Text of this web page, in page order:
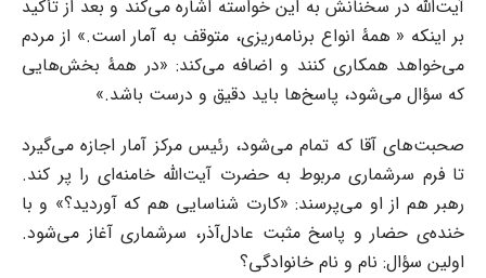
آیت‌الله در سخنانش به این خواسته اشاره می‌کند و بعد از تأکید
بر اینکه « همۀ انواع برنامه‌ریزی، متوقف به آمار است.»‌ از مردم
می‌خواهد همکاری کنند و اضافه می‌کند: «در همۀ بخش‌هایی
که سؤال می‌شود، پاسخ‌ها باید دقیق و درست باشد.»
صحبت‌های آقا که تمام می‌شود، رئیس مرکز آمار اجازه می‌گیرد
تا فرم سرشماری مربوط به حضرت آیت‌الله خامنه‌ای را پر کند.
رهبر هم از او می‌پرسند: «کارت شناسایی هم که آوردید؟» و با
خنده‌ی حضار و پاسخ مثبت عادل‌آذر، سرشماری آغاز می‌شود.
اولین سؤال: نام و نام خانوادگی؟